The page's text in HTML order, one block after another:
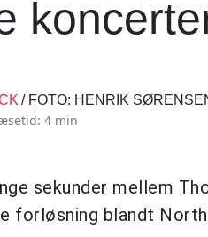
/ FOTO: HENRIK
4 min
sekunder mellem
forløsning blandt